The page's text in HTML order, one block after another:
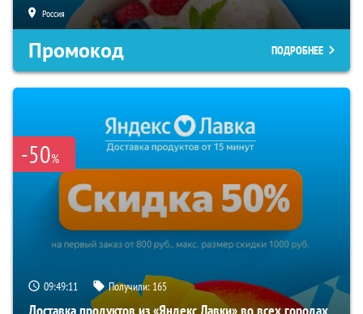
Россия
Промокод ПОДРОБНЕЕ
-50%
09:49:10 Получили: 165